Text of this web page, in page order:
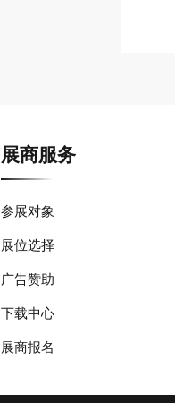
展商服务
参展对象
展位选择
广告赞助
下载中心
展商报名